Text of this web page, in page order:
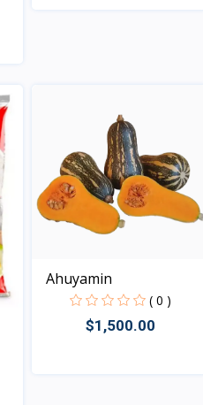
Ahuyamin
( 0 )
$1,500.00